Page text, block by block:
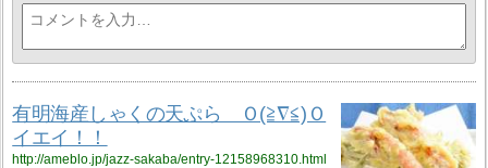
有明海産しゃくの天ぷら Ｏ(≧∇≦)Ｏ
イエイ！！
http://ameblo.jp/jazz-sakaba/entry-12158968310.html